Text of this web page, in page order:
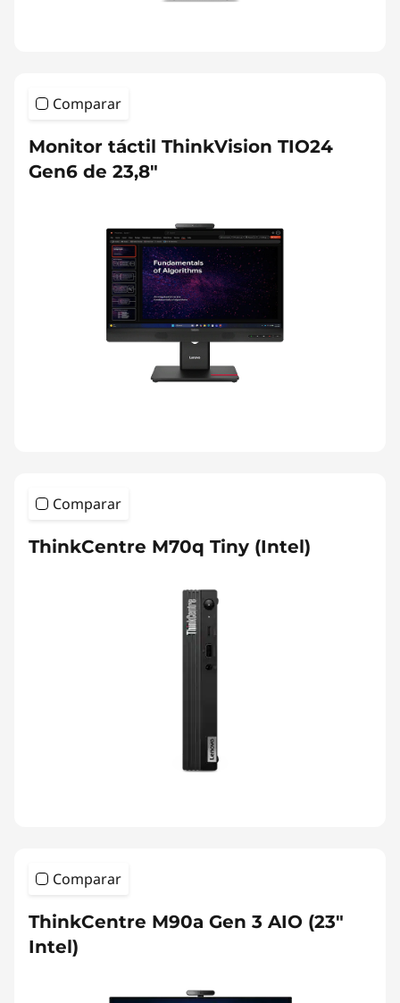
Comparar
Monitor táctil ThinkVision TIO24
Gen6 de 23,8"
Comparar
ThinkCentre M70q Tiny (Intel)
Comparar
ThinkCentre M90a Gen 3 AIO (23"
Intel)